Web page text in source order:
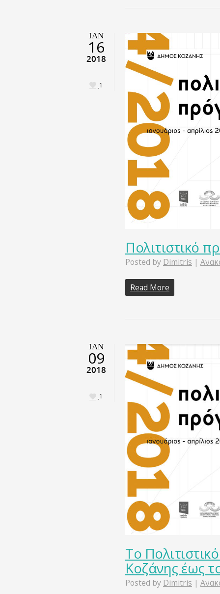
ΙΑΝ
16
2018
1
Πολιτιστικό
Posted by Dimitris |
Read More
ΙΑΝ
09
2018
1
Το
Κοζάνης έως
Posted by Dimitris |